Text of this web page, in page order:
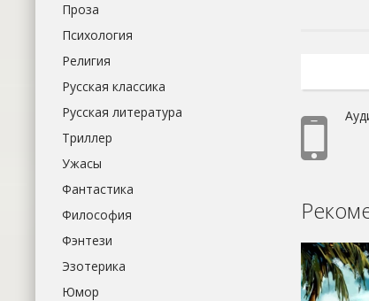
Проза
Психология
Религия
Русская классика
Русская литература
Триллер
Ужасы
Фантастика
Философия
Фэнтези
Эзотерика
Юмор